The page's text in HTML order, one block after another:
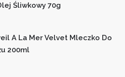
Śliwkowy 70g
A La Mer Velvet Mleczko Do
200ml